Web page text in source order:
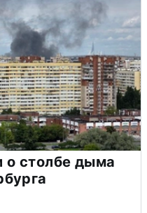
столбе дыма